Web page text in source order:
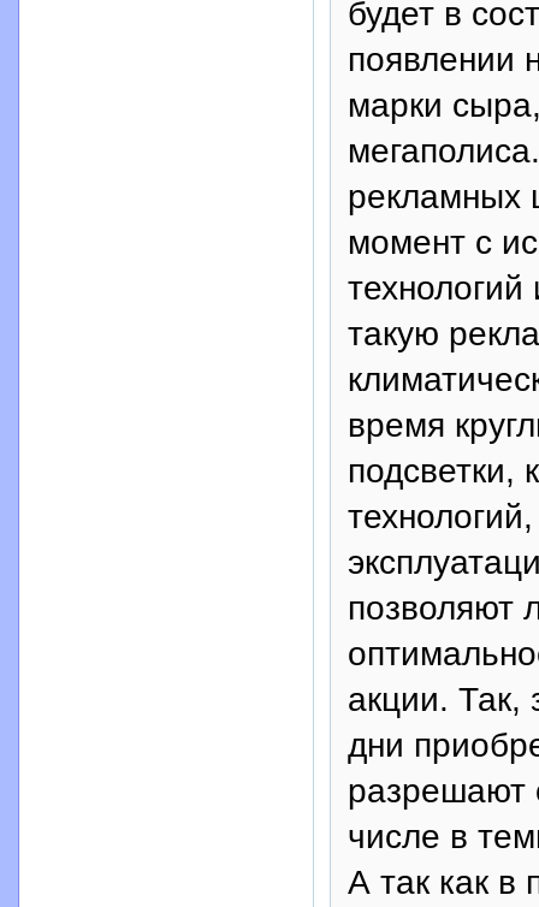
будет в
появлении
марки
рекламных
момент с
такую
время
подсветки,
позволяют
акции. Так,
дни
разрешают
числе в
А так как в